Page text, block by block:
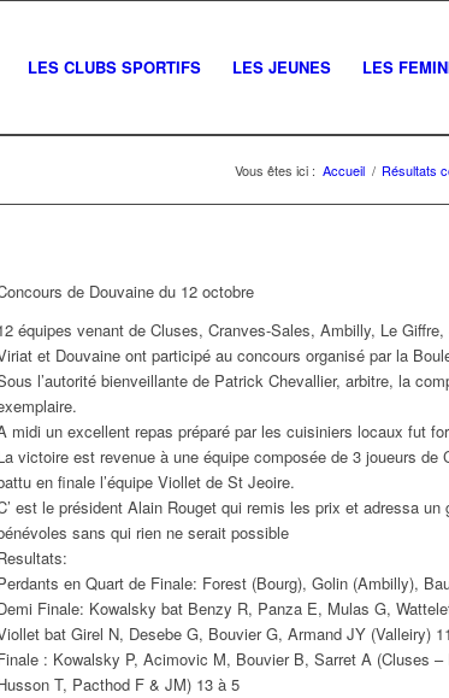
LES CLUBS SPORTIFS LES JEUNES LES
Vous êtes ici : Accueil / Résultats
de Douvaine du 12 octobre
équipes venant de Cluses, Cranves-Sales, Ambilly, Le
et Douvaine ont participé au concours organisé par la
l’autorité bienveillante de Patrick Chevallier, arbitre, la
midi un excellent repas préparé par les cuisiniers locaux fut
victoire est revenue à une équipe composée de 3 joueurs de
en finale l’équipe Viollet de St Jeoire.
est le président Alain Rouget qui remis les prix et adressa
sans qui rien ne serait possible
en Quart de Finale: Forest (Bourg), Golin (Ambilly),
Finale: Kowalsky bat Benzy R, Panza E, Mulas G,
bat Girel N, Desebe G, Bouvier G, Armand JY (Valleiry)
: Kowalsky P, Acimovic M, Bouvier B, Sarret A (Cluses
T, Pacthod F & JM) 13 à 5